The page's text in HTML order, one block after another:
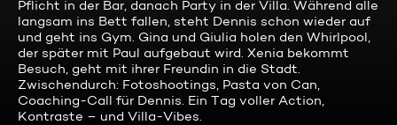
Pflicht in der Bar, danach Party in der Villa. Während alle
langsam ins Bett fallen, steht Dennis schon wieder auf
und geht ins Gym. Gina und Giulia holen den Whirlpool,
der später mit Paul aufgebaut wird. Xenia bekommt
Besuch, geht mit ihrer Freundin in die Stadt.
Zwischendurch: Fotoshootings, Pasta von Can,
Coaching-Call für Dennis. Ein Tag voller Action,
Kontraste – und Villa-Vibes.